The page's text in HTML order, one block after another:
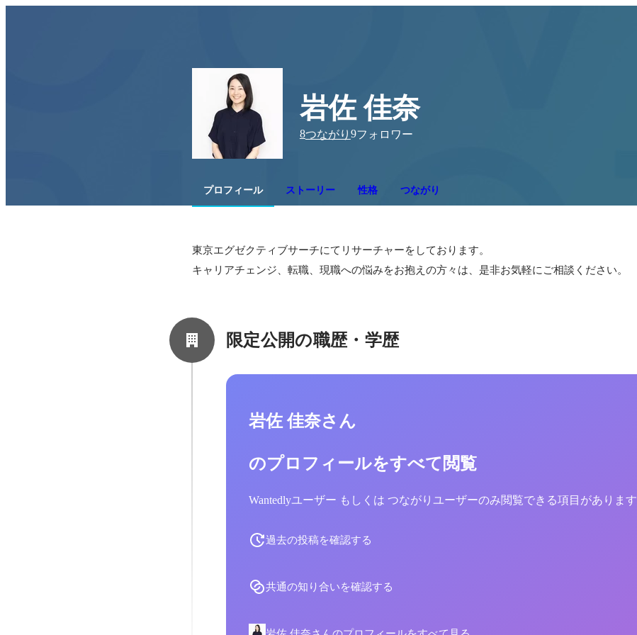
岩佐 佳奈
8つながり 9フォロワー
プロフィール ストーリー 性格 つながり
東京エグゼクティブサーチにてリサーチャーをしております。
キャリアチェンジ、転職、現職への悩みをお抱えの方々は、是非お気軽にご相談ください。
限定公開の職歴・学歴
岩佐 佳奈さん
のプロフィールをすべて閲覧
Wantedlyユーザー もしくは つながりユーザーのみ閲覧できる項目があります
過去の投稿を確認する
共通の知り合いを確認する